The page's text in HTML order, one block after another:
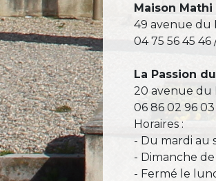
Maison
49 avenue du
04 75 56 45
La Passion
20 avenue du
06 86 02 96 03
Horaires :
- Du mardi au
- Dimanche
- Fermé le